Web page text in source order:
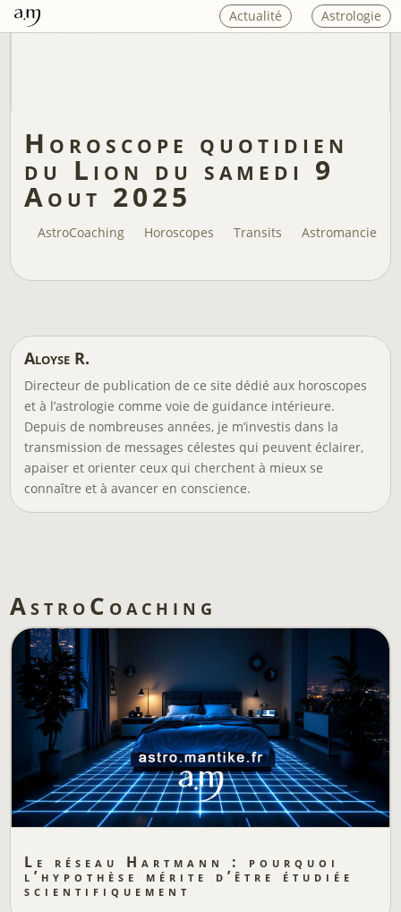
Actualité Astrologie
Horoscope quotidien
du Lion du samedi 9
Aout 2025
AstroCoaching Horoscopes Transits Astromancie
Aloyse R.
Directeur de publication de ce site dédié aux horoscopes
et à l’astrologie comme voie de guidance intérieure.
Depuis de nombreuses années, je m’investis dans la
transmission de messages célestes qui peuvent éclairer,
apaiser et orienter ceux qui cherchent à mieux se
connaître et à avancer en conscience.
AstroCoaching
Le réseau Hartmann : pourquoi
l’hypothèse mérite d’être étudiée
scientifiquement